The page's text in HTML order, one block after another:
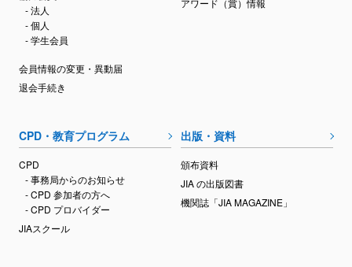
- 法人
- 個人
- 学生会員
会員情報の変更・異動届
退会手続き
アワード（賞）情報
CPD・教育プログラム
CPD
- 事務局からのお知らせ
- CPD 参加者の方へ
- CPD プロバイダー
JIAスクール
出版・資料
頒布資料
JIA の出版図書
機関誌「JIA MAGAZINE」